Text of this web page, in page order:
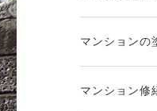
マンションの
マンション修